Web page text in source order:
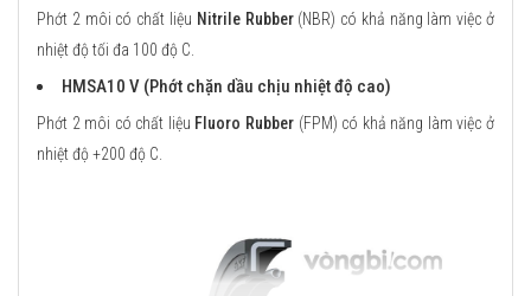
Phớt 2 môi có chất liệu Nitrile Rubber(NBR) có khả năng làm việc ở
nhiệt độ tối đa 100 độ C.
HMSA10 V (Phớt chặn dầu chịu nhiệt độ cao)
Phớt 2 môi có chất liệu Fluoro Rubber (FPM) có khả năng làm việc ở
nhiệt độ +200 độ C.